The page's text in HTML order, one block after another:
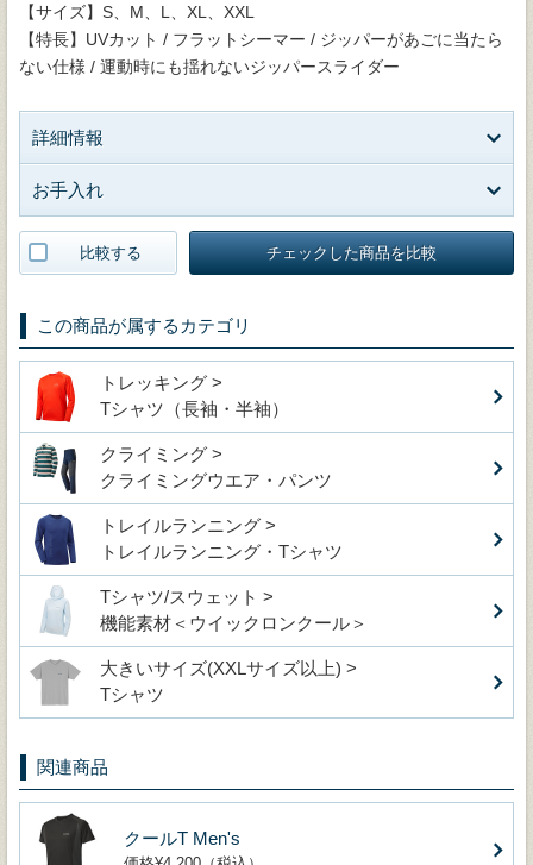
【サイズ】S、M、L、XL、XXL
【特長】UVカット / フラットシーマー / ジッパーがあごに当たら
ない仕様 / 運動時にも揺れないジッパースライダー
詳細情報
お手入れ
比較する チェックした商品を比較
この商品が属するカテゴリ
トレッキング >
Tシャツ（長袖・半袖）
クライミング >
クライミングウエア・パンツ
トレイルランニング >
トレイルランニング・Tシャツ
Tシャツ/スウェット >
機能素材＜ウイックロンクール＞
大きいサイズ(XXLサイズ以上) >
Tシャツ
関連商品
クールT Men's